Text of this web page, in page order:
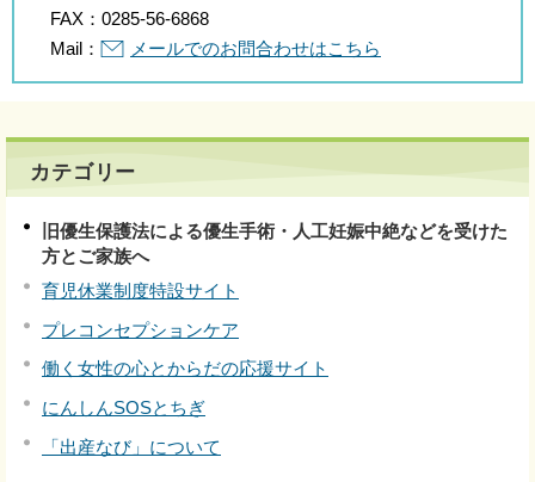
FAX： 0285-56-6868
Mail：
メールでのお問合わせはこちら
カテゴリー
旧優生保護法による優生手術・人工妊娠中絶などを受けた
方とご家族へ
育児休業制度特設サイト
プレコンセプションケア
働く女性の心とからだの応援サイト
にんしんSOSとちぎ
「出産なび」について